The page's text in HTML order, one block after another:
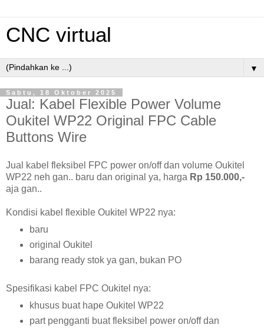
CNC virtual
▼
Sabtu, 18 Oktober 2025
Jual: Kabel Flexible Power Volume
Oukitel WP22 Original FPC Cable
Buttons Wire
Jual kabel fleksibel FPC power on/off dan volume Oukitel
WP22 neh gan.. baru dan original ya, harga Rp 150.000,-
aja gan..
Kondisi kabel flexible Oukitel WP22 nya:
baru
original Oukitel
barang ready stok ya gan, bukan PO
Spesifikasi kabel FPC Oukitel nya:
khusus buat hape Oukitel WP22
part pengganti buat fleksibel power on/off dan